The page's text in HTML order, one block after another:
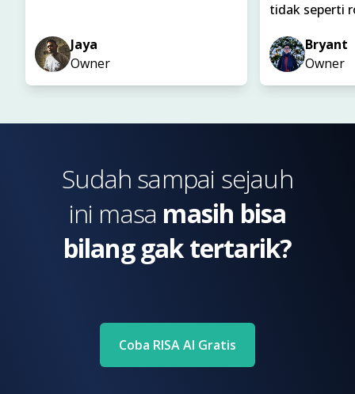
Jaya
Owner
tidak seperti
Bryant
Owner
Sudah sampai sejauh
ini masa masih bisa
bilang gak tertarik?
Coba RISA AI Gratis